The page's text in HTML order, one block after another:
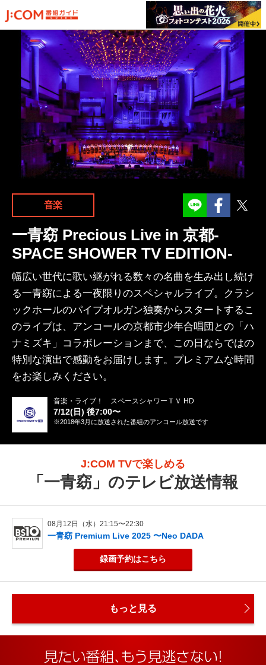
音楽
一青窈 Precious Live in 京都‐
SPACE SHOWER TV EDITION‐
幅広い世代に歌い継がれる数々の名曲を生み出し続け
る一青窈による一夜限りのスペシャルライブ。クラシ
ックホールのパイプオルガン独奏からスタートするこ
のライブは、アンコールの京都市少年合唱団との「ハ
ナミズキ」コラボレーションまで、この日ならではの
特別な演出で感動をお届けします。プレミアムな時間
をお楽しみください。
音楽・ライブ！ スペースシャワーＴＶ HD
7/12(日) 後7:00〜
※2018年3月に放送された番組のアンコール放送です
J:COM TVで楽しめる
「 一青窈」のテレビ放送情報
08月12日（水）21:15〜22:30
一青窈 Premium Live 2025 〜Neo DADA
録画予約はこちら
もっと見る